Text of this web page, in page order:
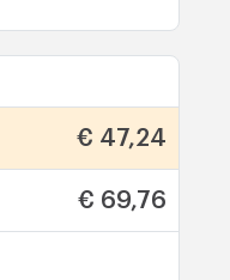
€ 47,24
€ 69,76